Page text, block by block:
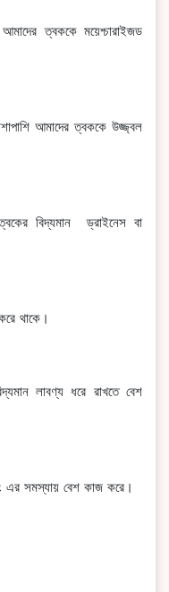
ত্বককে ময়েশ্চারাইজড
আমাদের ত্বককে উজ্জ্বল
বিদ্যমান ড্রাইনেস বা
থাকে।
লাবণ্য ধরে রাখতে বেশ
এর সমস্যায় বেশ কাজ করে।